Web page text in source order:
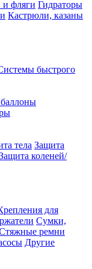
фляги Гидраторы
Кастрюли, казаны
быстрого
тела Защита
коленей/
для
Сумки,
ремни
Другие